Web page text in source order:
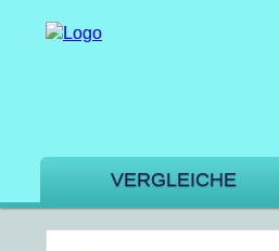
VERGLEICHE